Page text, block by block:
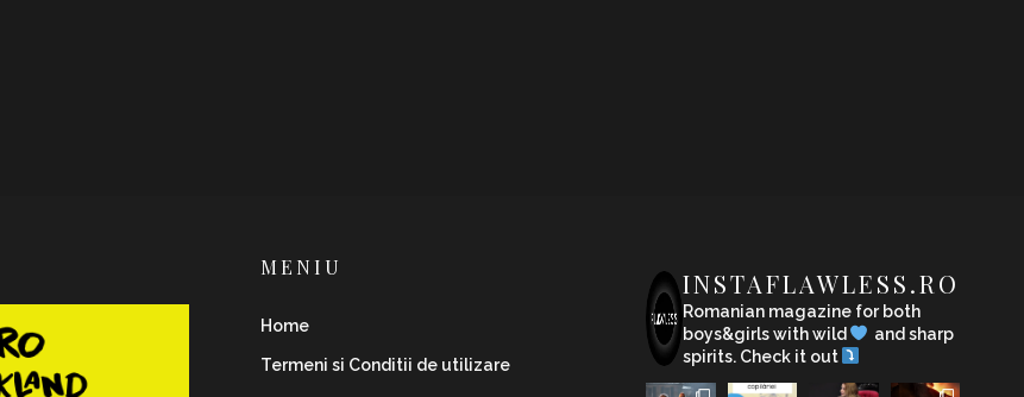
MENIU
Home
Termeni si Conditii de utilizare
INSTAFLAWLESS.RO
Romanian magazine for both
boys&girls with wild
and sharp
spirits. Check it out